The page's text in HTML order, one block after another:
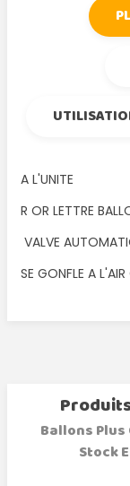
A L'UNITE
R OR LETTRE
VALVE
SE GONFLE A
Ballons
Stock